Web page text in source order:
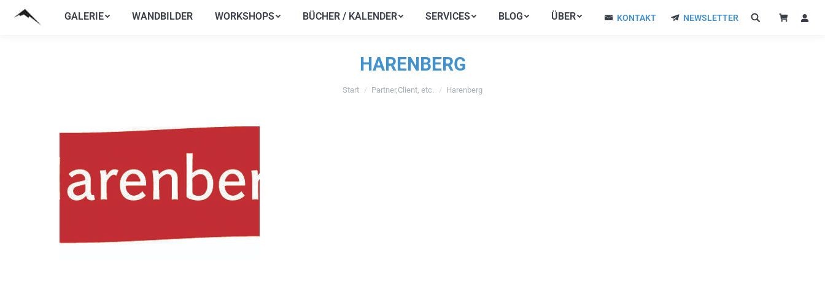
GALERIE WANDBILDER WORKSHOPS BÜCHER / KALENDER SERVICES BLOG ÜBER KONTAKT NEWSLETTER
HARENBERG
Sie befinden sich hier:
Start Partner,Client, etc. Harenberg
GALERIE WANDBILDER WORKSHOPS BÜCHER / KALENDER SERVICES BLOG ÜBER KONTAKT NEWSLETTER